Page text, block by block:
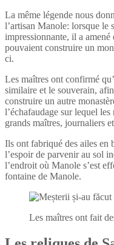
La même légende nous
l’artisan Manole: lorsque le
impressionnante, il a amené
pouvaient construire un
ci.
Les maîtres ont confirmé
similaire et le souverain,
construire un autre
l’échafaudage sur lequel
grands maîtres, journaliers
Ils ont fabriqué des ailes en
l’espoir de parvenir au sol
l’endroit où Manole s’est
fontaine de Manole.
Les maîtres ont fait